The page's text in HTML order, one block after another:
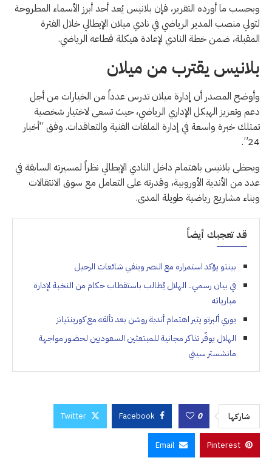
وبحسب ما أورده التقرير، فإن بلانيس يُعد أحد أبرز الأسماء المطروحة
لتولي منصب المدير الرياضي في نادي ميلان الإيطالي خلال الفترة
المقبلة، ضمن خطة النادي لإعادة هيكلة قطاعه الرياضي.
بلانيس يقترب من ميلان
وأوضح المصدر أن إدارة ميلان تدرس عدداً من الخيارات من أجل
دعم وتعزيز الهيكل الإداري الرياضي، حيث تسعى لاختيار شخصية
تمتلك خبرة واسعة في إدارة الملفات الفنية والتعاقدات. وفق “أخبار
24”.
ويحظى بلانيس باهتمام داخل النادي الإيطالي نظراً لمسيرته السابقة في
عدد من الأندية الأوروبية، وقدرته على التعامل مع سوق الانتقالات
وبناء مشاريع رياضية طويلة المدى.
قد تعجبك أيضاً
بينتو يؤكد استمراره مع النصر وينفي شائعات الرحيل
في بيان رسمي.. الهلال يُطالب باستقطاب حكام من النخبة لإدارة
مبارياته
يوري ألبرتو يثير اهتمام أندية روشن بعد تألقه مع كورينثيانز
الهلال يوفّر تذاكر مجانية للمبتعثين السعوديين لحضور مواجهة
مانشستر سيتي
شاركها 0
Facebook
Twitter
Pinterest
Email